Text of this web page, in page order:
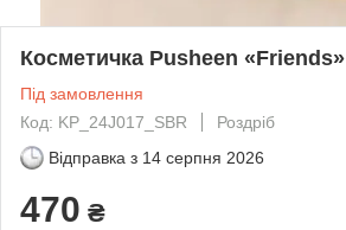
Косметичка Pusheen «Friends»
Під замовлення
Код: KP_24J017_SBR
Роздріб
Відправка з 14 серпня 2026
470 ₴